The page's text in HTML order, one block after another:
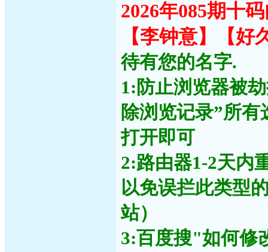
2026年085期十
【李钟意】【
待有您的名字.
1:防止浏览器被
除浏览记录”所
打开即可
2:路由器1-2天内
以免误拦此类型
站）
3:百度搜"如何修